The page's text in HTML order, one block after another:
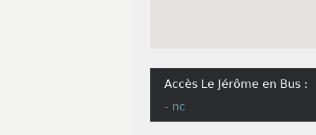
Accès Le Jérôme en Bus :
- nc